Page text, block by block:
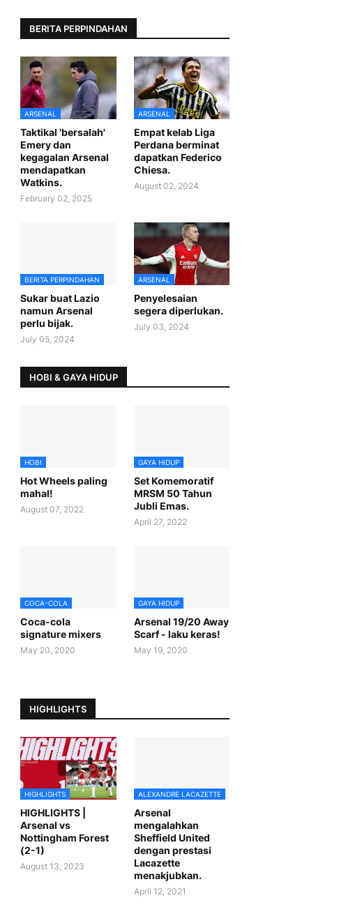
BERITA PERPINDAHAN
ARSENAL
Taktikal 'bersalah'
Emery dan
kegagalan Arsenal
mendapatkan
Watkins.
February 02, 2025
ARSENAL
Empat kelab Liga
Perdana berminat
dapatkan Federico
Chiesa.
August 02, 2024
BERITA PERPINDAHAN
Sukar buat Lazio
namun Arsenal
perlu bijak.
July 05, 2024
ARSENAL
Penyelesaian
segera diperlukan.
July 03, 2024
HOBI & GAYA HIDUP
HOBI
Hot Wheels paling
mahal!
August 07, 2022
GAYA HIDUP
Set Komemoratif
MRSM 50 Tahun
Jubli Emas.
April 27, 2022
COCA-COLA
Coca-cola
signature mixers
May 20, 2020
GAYA HIDUP
Arsenal 19/20 Away
Scarf - laku keras!
May 19, 2020
HIGHLIGHTS
HIGHLIGHTS
HIGHLIGHTS |
Arsenal vs
Nottingham Forest
(2-1)
August 13, 2023
ALEXANDRE LACAZETTE
Arsenal
mengalahkan
Sheffield United
dengan prestasi
Lacazette
menakjubkan.
April 12, 2021